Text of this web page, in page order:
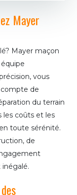
Mayer
Mayer maçon
vous
de
du terrain
les coûts et les
toute sérénité.
de